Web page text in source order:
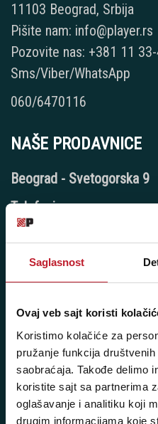
Saglasnost
Ovaj veb sajt koristi
Koristimo kolačiće za
pružanje funkcija
saobraćaja. Takođe delimo
koristite sajt sa partnerima
oglašavanje i analitiku koji
drugim informacijama koje
11103 Beograd, Srbija
Pišite nam: info@player.rs
Pozovite nas: +381 11
Sms/Viber/WhatsApp
060/6470116
NAŠE PRODAVNICE
Beograd - Svetogorska 9
Telefoni:
+381 11 3347 615
+381 11 2688 067
+381 11 2688 068
+381 11 2688 069
Radno vreme: